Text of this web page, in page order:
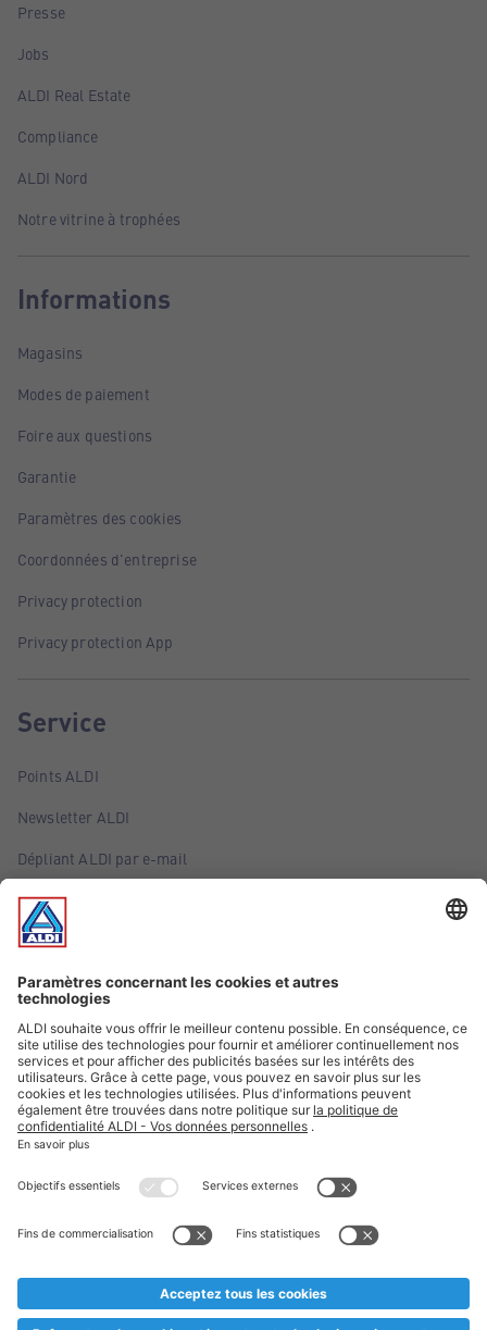
Presse
Jobs
ALDI Real Estate
Compliance
ALDI Nord
Notre vitrine à trophées
Informations
Magasins
Modes de paiement
Foire aux questions
Garantie
Paramètres des cookies
Coordonnées d'entreprise
Privacy protection
Privacy protection App
Service
Points ALDI
Newsletter ALDI
Dépliant ALDI par e-mail
Offres
Infos essentielles
Suivez ALDI Belgique
Textes marqués d'un astérisque et mentions légales
* Nous vendons ces articles temporairement et jusqu'à
au cas où, malgré le planning bien étudié, nous serions
prématurément en rupture de stock. Prix Recupel et TVA incl.
** Sur ce site, l’utilisation de la forme masculine a été adoptée